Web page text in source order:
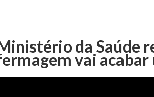
da Saúde
vai acabar